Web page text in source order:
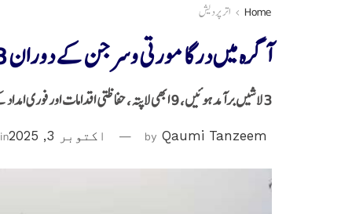
Home اتر پردیش
آگرہ میں درگا مورتی وسرجن کے دوران 13 نوجوان غرقاب
3 لاشیں برآمد ہوئیں، 9 ابھی لاپتہ، حفاظتی اقدامات اور فوری امداد کے فقدان پر عوام میں غم و غصہ
by Qaumi Tanzeem اکتوبر 3, 2025 in